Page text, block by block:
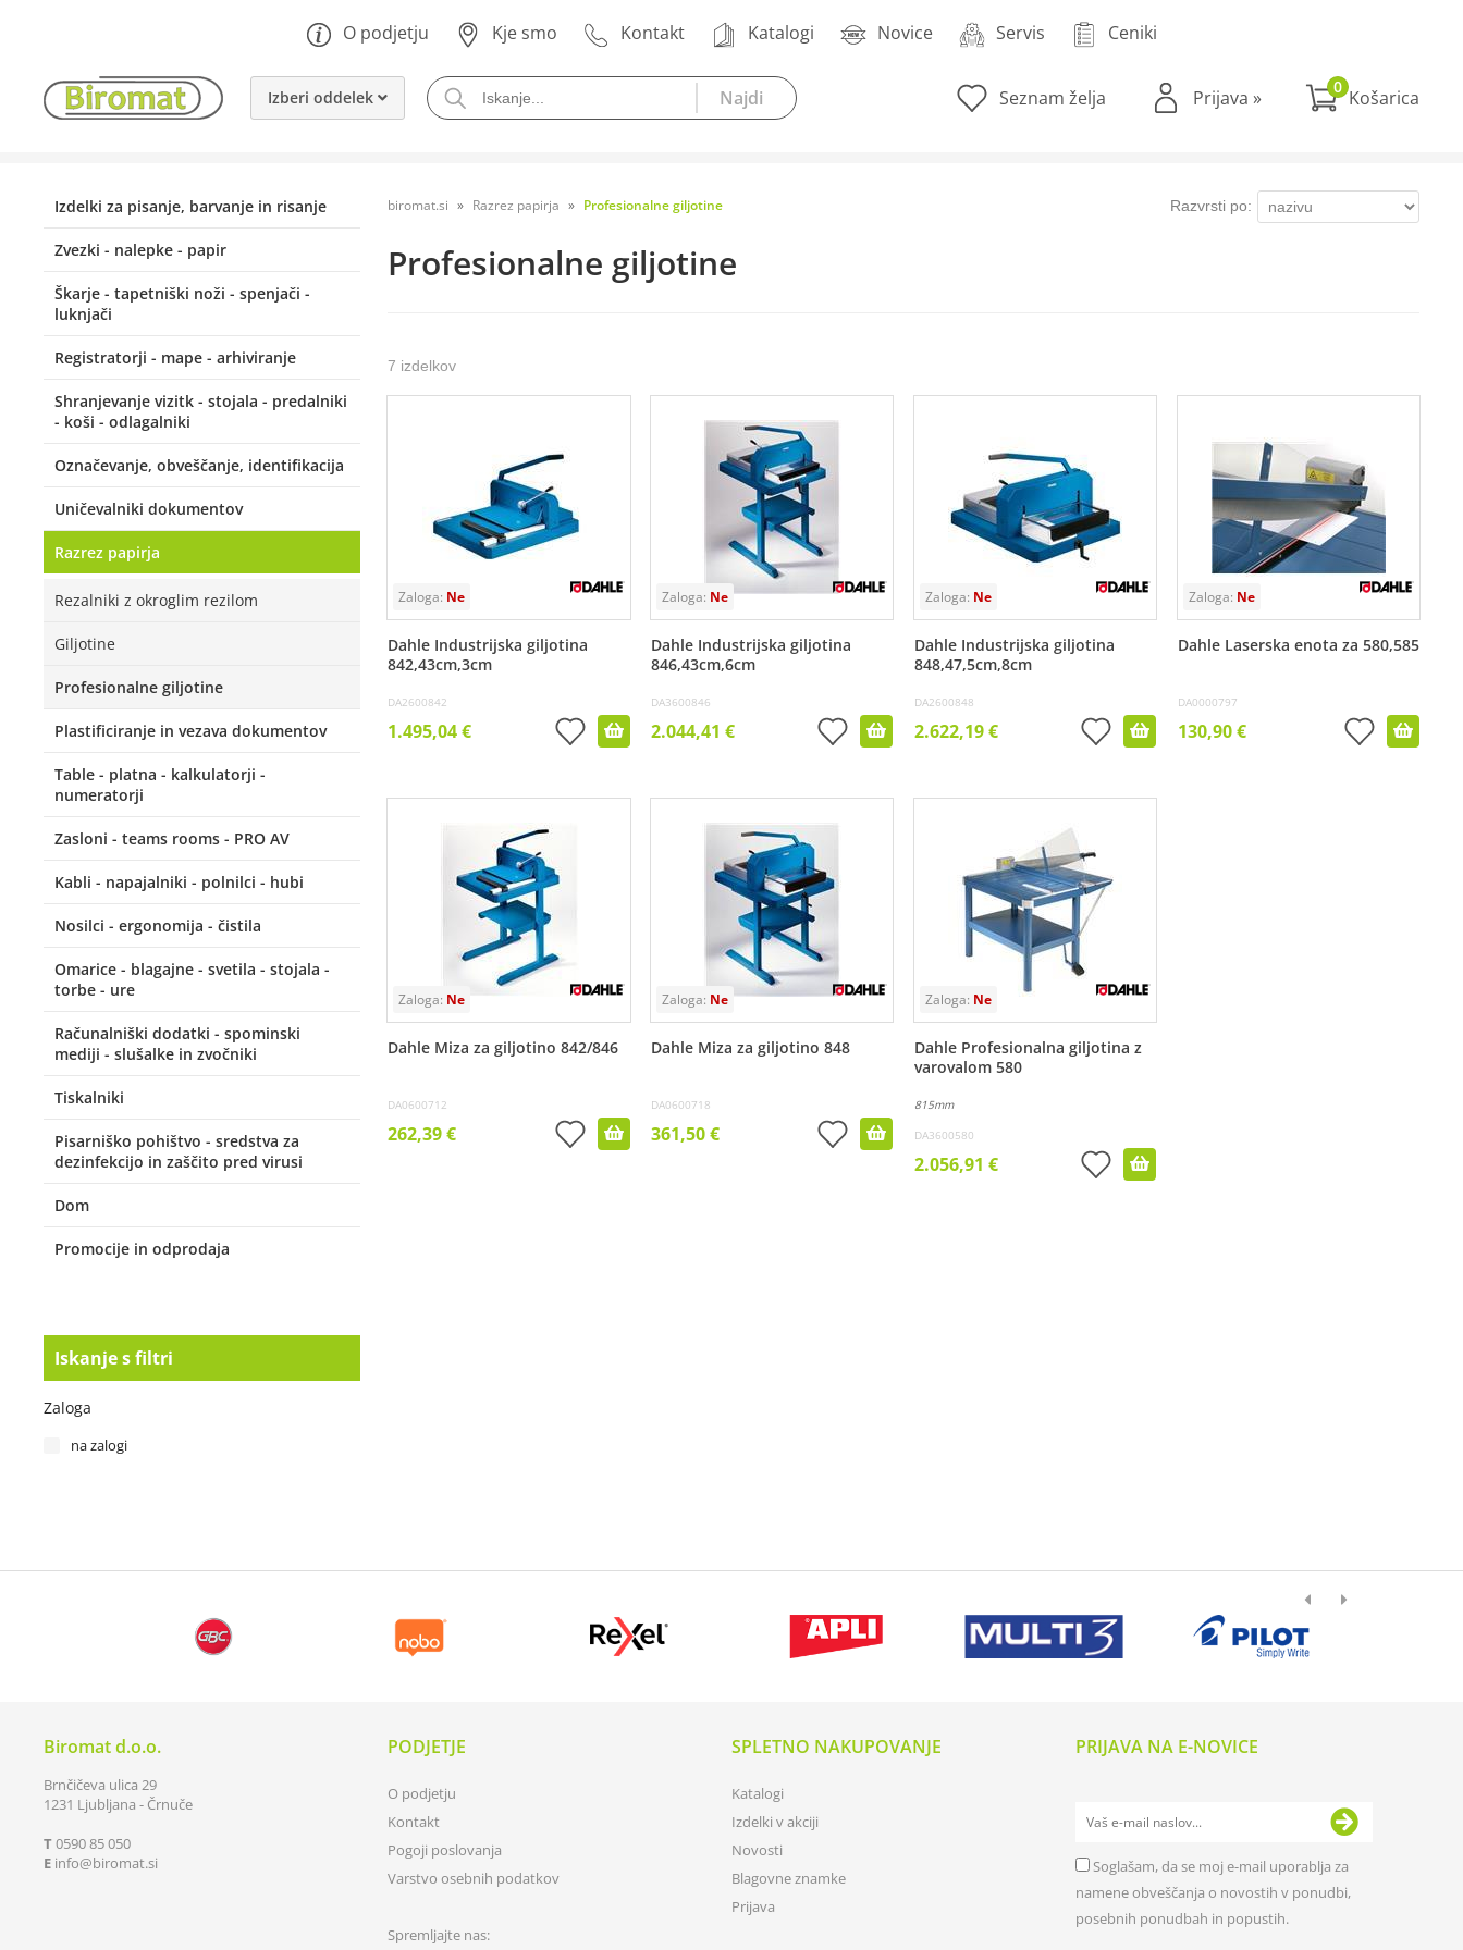
O podjetju Kje smo Kontakt Katalogi Novice Servis Ceniki
Izberi oddelek Seznam želja Prijava » 0
Izdelki za pisanje, barvanje in risanje
Zvezki - nalepke - papir
Škarje - tapetniški noži - spenjači -
luknjači
Registratorji - mape - arhiviranje
Shranjevanje vizitk - stojala - predalniki
- koši - odlagalniki
Označevanje, obveščanje, identifikacija
Uničevalniki dokumentov
Razrez papirja
Rezalniki z okroglim rezilom
Giljotine
Profesionalne giljotine
Plastificiranje in vezava dokumentov
Table - platna - kalkulatorji -
numeratorji
Zasloni - teams rooms - PRO AV
Kabli - napajalniki - polnilci - hubi
Nosilci - ergonomija - čistila
Omarice - blagajne - svetila - stojala -
torbe - ure
Računalniški dodatki - spominski
mediji - slušalke in zvočniki
Tiskalniki
Pisarniško pohištvo - sredstva za
dezinfekcijo in zaščito pred virusi
Dom
Promocije in odprodaja
Iskanje s filtri
Zaloga
na zalogi
biromat.si Razrez papirja Profesionalne giljotine Razvrsti po:
Profesionalne giljotine
7 izdelkov
Dahle Industrijska giljotina
842,43cm,3cm
DA2600842
1.495,04 €
Dahle Industrijska giljotina
846,43cm,6cm
DA3600846
2.044,41 €
Dahle Industrijska giljotina
848,47,5cm,8cm
DA2600848
2.622,19 €
Dahle Laserska enota za 580,585
DA0000797
130,90 €
Dahle Miza za giljotino 842/846
DA0600712
262,39 €
Dahle Miza za giljotino 848
DA0600718
361,50 €
Dahle Profesionalna giljotina z
varovalom 580
815mm
DA3600580
2.056,91 €
Biromat d.o.o.
Brnčičeva ulica 29
1231 Ljubljana - Črnuče
T0590 85 050
E info biromat.si
PODJETJE
O podjetju
Kontakt
Pogoji poslovanja
Varstvo osebnih podatkov
Spremljajte nas:
SPLETNO NAKUPOVANJE
Katalogi
Izdelki v akciji
Novosti
Blagovne znamke
Prijava
PRIJAVA NA E-NOVICE
Soglašam, da se moj e-mail uporablja za
namene obveščanja o novostih v ponudbi,
posebnih ponudbah in popustih.